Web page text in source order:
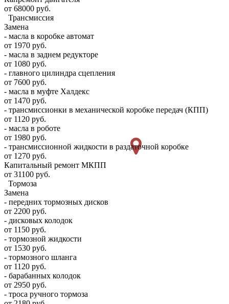
от 68000 руб.
Трансмиссия
Замена
- масла в коробке автомат
от 1970 руб.
- масла в заднем редукторе
от 1080 руб.
- главного цилиндра сцепления
от 7600 руб.
- масла в муфте Халдекс
от 1470 руб.
- трансмиссионки в механической коробке передач (КПП)
от 1120 руб.
- масла в роботе
от 1980 руб.
- трансмиссионной жидкости в раздаточной коробке
от 1270 руб.
Капитальный ремонт МКПП
от 31100 руб.
Тормоза
Замена
- передних тормозных дисков
от 2200 руб.
- дисковых колодок
от 1150 руб.
- тормозной жидкости
от 1530 руб.
- тормозного шланга
от 1120 руб.
- барабанных колодок
от 2950 руб.
- троса ручного тормоза